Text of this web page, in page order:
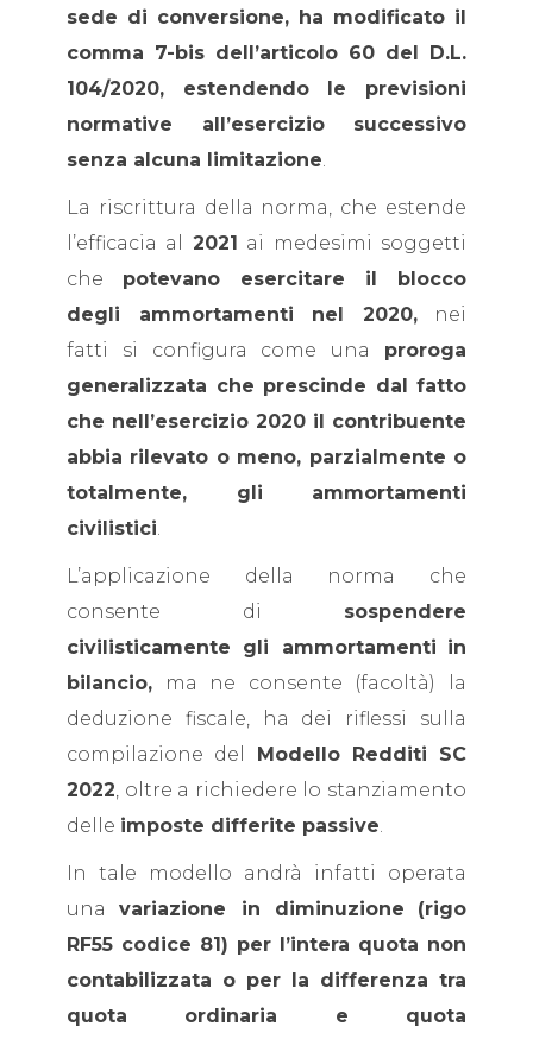
sede di conversione, ha modificato il
comma 7-bis dell’articolo 60 del D.L.
104/2020, estendendo le previsioni
normative all’esercizio successivo
senza alcuna limitazione.
La riscrittura della norma, che estende
l’efficacia al 2021
ai medesimi soggetti
che potevano esercitare il blocco
degli ammortamenti nel 2020,nei
fatti si configura come una proroga
generalizzata che prescinde dal fatto
che nell’esercizio 2020 il contribuente
abbia rilevato o meno, parzialmente o
totalmente, gli ammortamenti
civilistici.
L’applicazione della norma che
consente di sospendere
civilisticamente gli ammortamenti in
bilancio, ma ne consente (facoltà) la
deduzione fiscale, ha dei riflessi sulla
compilazione del
Modello Redditi SC
2022, oltre a richiedere lo stanziamento
delle imposte differite passive.
In tale modello andrà infatti operata
unavariazione in diminuzione
(rigo
RF55 codice 81) per l’intera quota non
contabilizzata o per la differenza tra
quota ordinaria e quota